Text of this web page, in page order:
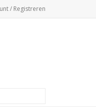
/ Registreren